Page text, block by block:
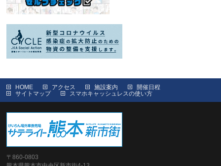
HOME アクセス 施設案内
開催日程
サイトマップ
スマホキャッシュレスの使い方
〒860-0803